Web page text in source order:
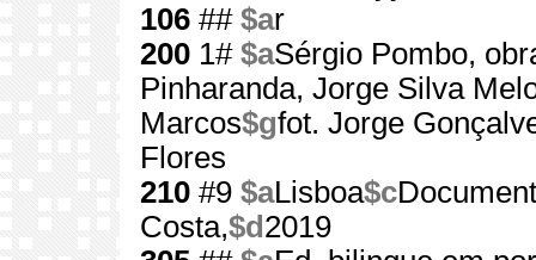
106 ## $ar
200 1# $aSérgio Pombo,
Pinharanda, Jorge Silva
Marcos$gfot. Jorge
Flores
210 #9 $aLisboa$c
Costa,$d 2019